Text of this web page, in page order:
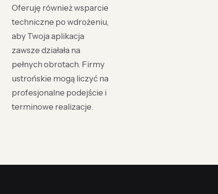
Oferuję również wsparcie
techniczne po wdrożeniu,
aby Twoja aplikacja
zawsze działała na
pełnych obrotach. Firmy
ustrońskie mogą liczyć na
profesjonalne podejście i
terminowe realizacje.